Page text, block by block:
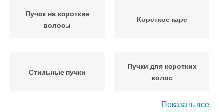
Пучок на короткие
волосы
Короткое каре
Стильные пучки
Пучки для коротких
волос
Показать все